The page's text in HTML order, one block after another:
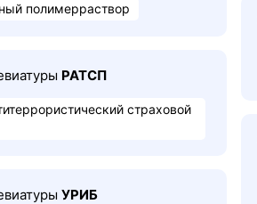
полимерраствор
РАТСП
страховой
УРИБ